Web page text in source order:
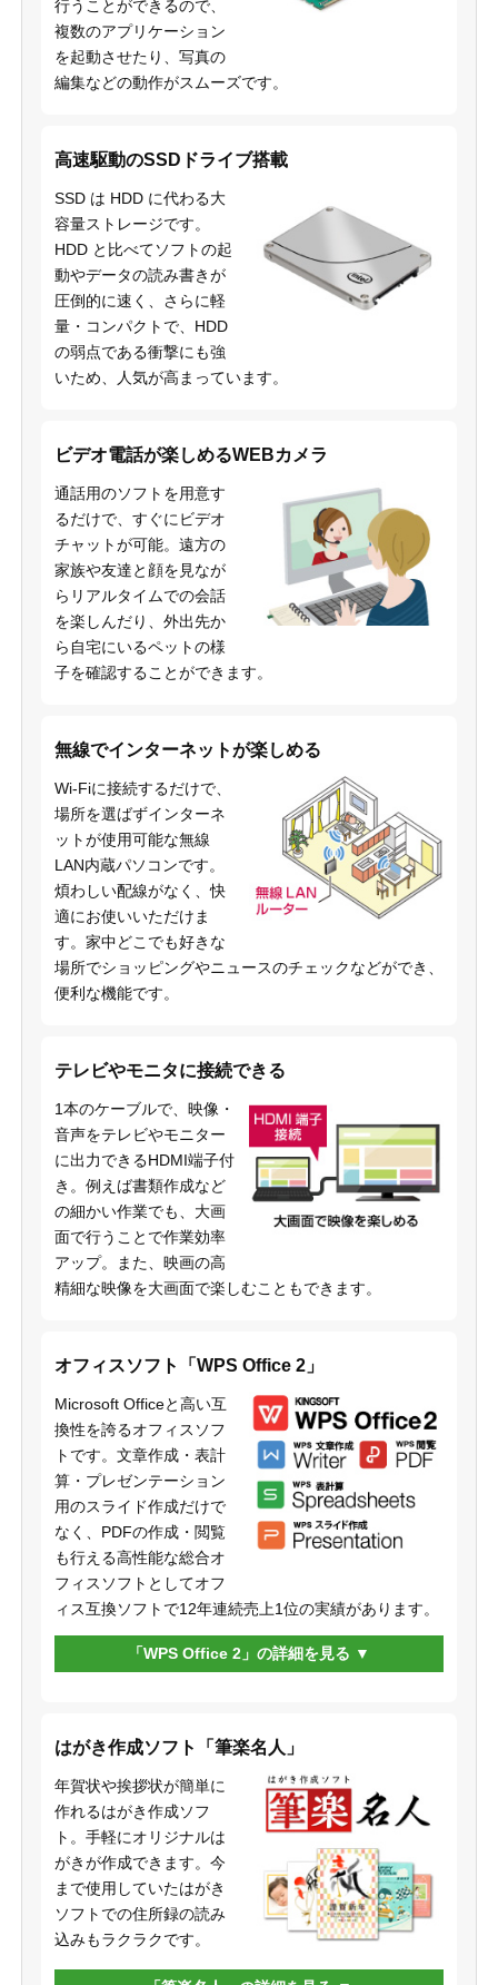
行うことができるので、
複数のアプリケーション
を起動させたり、写真の
編集などの動作がスムーズです。
高速駆動のSSDドライブ搭載
SSD は HDD に代わる大
容量ストレージです。
HDD と比べてソフトの起
動やデータの読み書きが
圧倒的に速く、さらに軽
量・コンパクトで、HDD
の弱点である衝撃にも強
いため、人気が高まっています。
ビデオ電話が楽しめるWEBカメラ
通話用のソフトを用意す
るだけで、すぐにビデオ
チャットが可能。遠方の
家族や友達と顔を見なが
らリアルタイムでの会話
を楽しんだり、外出先か
ら自宅にいるペットの様
子を確認することができます。
無線でインターネットが楽しめる
Wi-Fiに接続するだけで、
場所を選ばずインターネ
ットが使用可能な無線
LAN内蔵パソコンです。
煩わしい配線がなく、快
適にお使いいただけま
す。家中どこでも好きな
場所でショッピングやニュースのチェックなどができ、
便利な機能です。
テレビやモニタに接続できる
1本のケーブルで、映像・
音声をテレビやモニター
に出力できるHDMI端子付
き。例えば書類作成など
の細かい作業でも、大画
面で行うことで作業効率
アップ。また、映画の高
精細な映像を大画面で楽しむこともできます。
オフィスソフト「WPS Office 2」
Microsoft Officeと高い互
換性を誇るオフィスソフ
トです。文章作成・表計
算・プレゼンテーション
用のスライド作成だけで
なく、PDFの作成・閲覧
も行える高性能な総合オ
フィスソフトとしてオフ
ィス互換ソフトで12年連続売上1位の実績があります。
「WPS Office 2」の詳細を見る
はがき作成ソフト「筆楽名人」
年賀状や挨拶状が簡単に
作れるはがき作成ソフ
ト。手軽にオリジナルは
がきが作成できます。今
まで使用していたはがき
ソフトでの住所録の読み
込みもラクラクです。